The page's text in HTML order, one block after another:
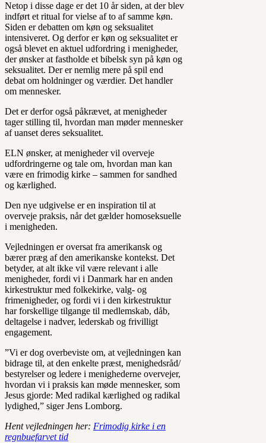
Netop i disse dage er det 10 år siden, at der blev
indført et ritual for vielse af to af samme køn.
Siden er debatten om køn og seksualitet
intensiveret. Og derfor er køn og seksualitet er
også blevet en aktuel udfordring i menigheder,
der ønsker at fastholde et bibelsk syn på køn og
seksualitet. Der er nemlig mere på spil end
debat om holdninger og værdier. Det handler
om mennesker.
Det er derfor også påkrævet, at menigheder
tager stilling til, hvordan man møder mennesker
af uanset deres seksualitet.
ELN ønsker, at menigheder vil overveje
udfordringerne og tale om, hvordan man kan
være en frimodig kirke – sammen for sandhed
og kærlighed.
Den nye udgivelse er en inspiration til at
overveje praksis, når det gælder homoseksuelle
i menigheden.
Vejledningen er oversat fra amerikansk og
bærer præg af den amerikanske kontekst. Det
betyder, at alt ikke vil være relevant i alle
menigheder, fordi vi i Danmark har en anden
kirkestruktur med folkekirke, valg- og
frimenigheder, og fordi vi i den kirkestruktur
har forskellige tilgange til medlemskab, dåb,
deltagelse i nadver, lederskab og frivilligt
engagement.
”Vi er dog overbeviste om, at vejledningen kan
bidrage til, at den enkelte præst, menighedsråd/
bestyrelser og ledere i menighederne overvejer,
hvordan vi i praksis kan møde mennesker, som
Jesus gjorde: Med radikal kærlighed og radikal
lydighed,” siger Jens Lomborg.
Hent vejledningen her: Frimodig kirke i en
regnbuefarvet tid